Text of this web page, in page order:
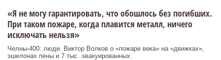
«Я не могу гарантировать, что обошлось без погибших.
При таком пожаре, когда плавится металл, ничего
исключать нельзя»
Челны-400: люди. Виктор Волков о «пожаре века» на «движках»,
эшелонах пены и 7 тыс. эвакуированных.